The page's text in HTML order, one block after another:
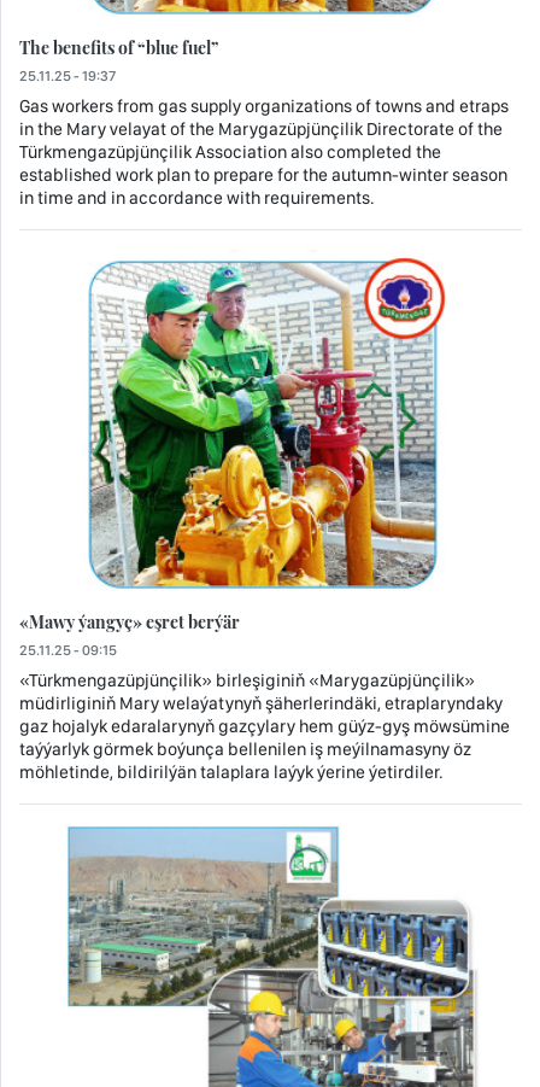
The benefits of “blue fuel”
25.11.25 - 19:37
Gas workers from gas supply organizations of towns and etraps
in the Mary velayat of the Marygazüpjünçilik Directorate of the
Türkmengazüpjünçilik Association also completed the
established work plan to prepare for the autumn-winter season
in time and in accordance with requirements.
«Mawy ýangyç» eşret berýär
25.11.25 - 09:15
«Türkmengazüpjünçilik» birleşiginiň «Marygazüpjünçilik»
müdirliginiň Mary welaýatynyň şäherlerindäki, etraplaryndaky
gaz hojalyk edaralarynyň gazçylary hem güýz-gyş möwsümine
taýýarlyk görmek boýunça bellenilen iş meýilnamasyny öz
möhletinde, bildirilýän talaplara laýyk ýerine ýetirdiler.